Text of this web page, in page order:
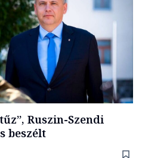
Ruszin-Szendi
beszélt